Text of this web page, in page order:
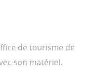
de tourisme de
son matériel.